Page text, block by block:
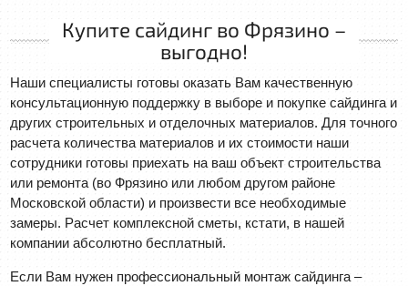
Купите сайдинг во Фрязино –
выгодно!
Наши специалисты готовы оказать Вам качественную
консультационную поддержку в выборе и покупке сайдинга и
других строительных и отделочных материалов. Для точного
расчета количества материалов и их стоимости наши
сотрудники готовы приехать на ваш объект строительства
или ремонта (во Фрязино или любом другом районе
Московской области) и произвести все необходимые
замеры. Расчет комплексной сметы, кстати, в нашей
компании абсолютно бесплатный.
Если Вам нужен профессиональный монтаж сайдинга –